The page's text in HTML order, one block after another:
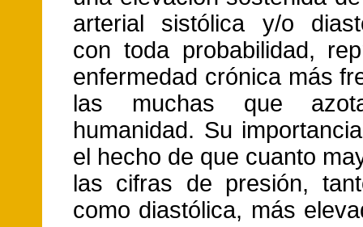
arterial sistólica y/o
con toda probabilidad,
enfermedad crónica más
las muchas que
humanidad. Su
el hecho de que cuanto
las cifras de presión,
como diastólica, más